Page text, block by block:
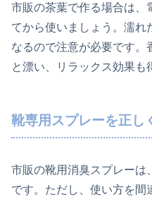
市販の茶葉で作る場合は、
てから使いましょう。濡れ
なるので注意が必要です。
と漂い、リラックス効果も
靴専用スプレーを正し
市販の靴用消臭スプレーは
です。ただし、使い方を間